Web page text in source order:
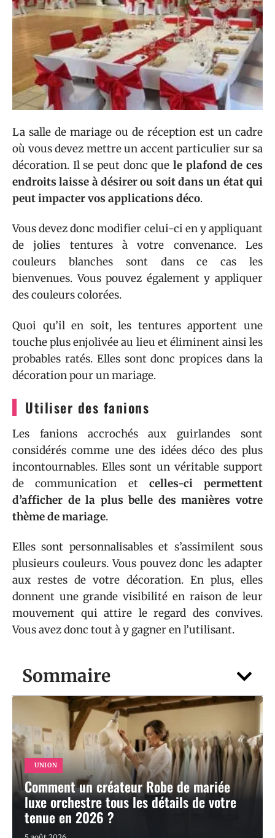
Sommaire
UNION
Comment un créateur Robe de mariée
luxe orchestre tous les détails de votre
tenue en 2026 ?
La salle de mariage ou de réception est un cadre
où vous devez mettre un accent particulier sur sa
décoration. Il se peut donc que le plafond de ces
endroits laisse à désirer ou soit dans un état qui
peut impacter vos applications déco.
Vous devez donc modifier celui-ci en y appliquant
de jolies tentures à votre convenance. Les
couleurs blanches sont dans ce cas les
bienvenues. Vous pouvez également y appliquer
des couleurs colorées.
Quoi qu’il en soit, les tentures apportent une
touche plus enjolivée au lieu et éliminent ainsi les
probables ratés. Elles sont donc propices dans la
décoration pour un mariage.
Utiliser des fanions
Les fanions accrochés aux guirlandes sont
considérés comme une des idées déco des plus
incontournables. Elles sont un véritable support
de communication et celles-ci permettent
d’afficher de la plus belle des manières votre
thème de mariage.
Elles sont personnalisables et s’assimilent sous
plusieurs couleurs. Vous pouvez donc les adapter
aux restes de votre décoration. En plus, elles
donnent une grande visibilité en raison de leur
mouvement qui attire le regard des convives.
Vous avez donc tout à y gagner en l’utilisant.